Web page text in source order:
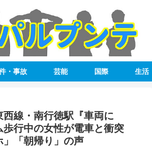
・事故 芸能 国際 生活
西線・南行徳駅『車両に
行中の女性が電車と衝突
」「朝帰り」の声